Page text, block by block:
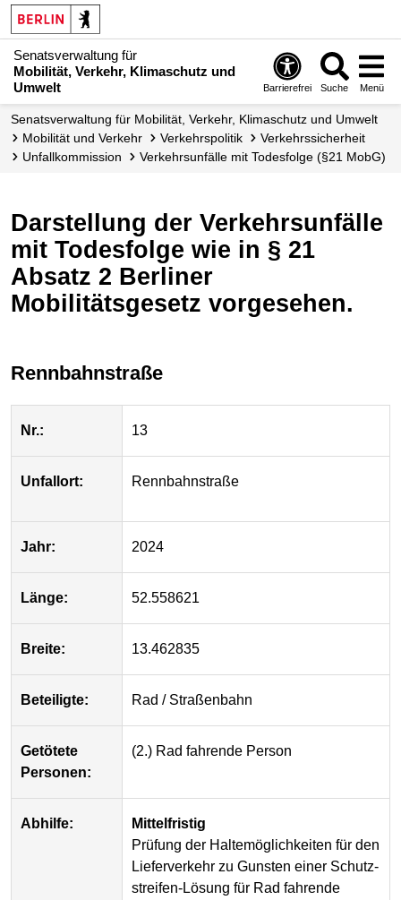
Senatsverwaltung für
Mobilität, Verkehr, Klimaschutz und
Umwelt
Barrierefrei Suche Menü
Senatsverwaltung für Mobilität, Verkehr, Klimaschutz und Umwelt
Mobilität und Verkehr
Verkehrspolitik
Verkehrs­sicherheit
Unfallkommission
Verkehrsunfälle mit Todesfolge (§21 MobG)
Darstellung der Verkehrsunfälle
mit Todesfolge wie in § 21
Absatz 2 Berliner
Mobilitätsgesetz vorgesehen.
Rennbahnstraße
Nr.: 13
Unfallort: Rennbahnstraße
Jahr: 2024
Länge: 52.558621
Breite: 13.462835
Beteiligte: Rad / Straßenbahn
Getötete
Personen:
(2.) Rad fahrende Person
Abhilfe:
Mittelfristig
Prüfung der Halte­möglich­keiten für den
Liefer­verkehr zu Gunsten einer Schutz­
streifen-Lösung für Rad fahrende